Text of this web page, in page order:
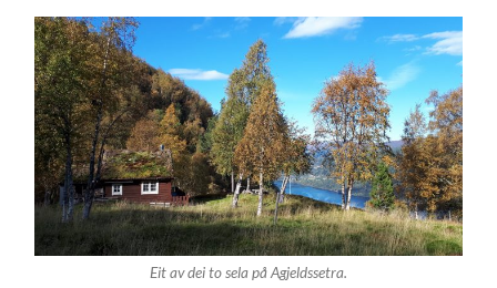
Eit av dei to sela på Agjeldssetra.